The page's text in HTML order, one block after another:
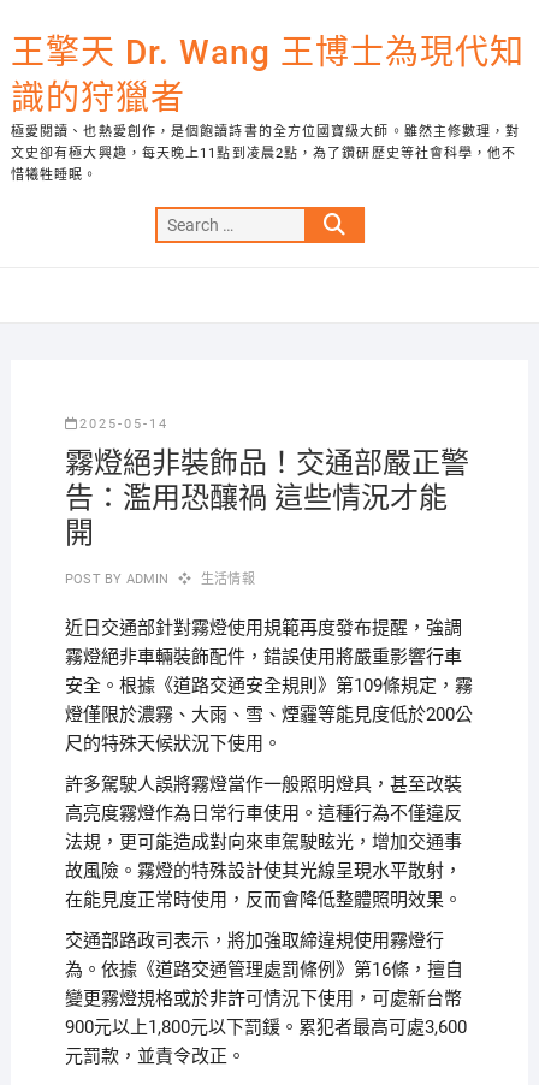
to
content
王擎天 Dr. Wang 王博士為現代知
識的狩獵者
極愛閱讀、也熱愛創作，是個飽讀詩書的全方位國寶級大師。雖然主修數理，對
文史卻有極大興趣，每天晚上11點到凌晨2點，為了鑽研歷史等社會科學，他不
惜犧牲睡眠。
Search
…
2025-05-14
霧燈絕非裝飾品！交通部嚴正警
告：濫用恐釀禍 這些情況才能
開
POST BY ADMIN 生活情報
近日交通部針對霧燈使用規範再度發布提醒，強調
霧燈絕非車輛裝飾配件，錯誤使用將嚴重影響行車
安全。根據《道路交通安全規則》第109條規定，霧
燈僅限於濃霧、大雨、雪、煙霾等能見度低於200公
尺的特殊天候狀況下使用。
許多駕駛人誤將霧燈當作一般照明燈具，甚至改裝
高亮度霧燈作為日常行車使用。這種行為不僅違反
法規，更可能造成對向來車駕駛眩光，增加交通事
故風險。霧燈的特殊設計使其光線呈現水平散射，
在能見度正常時使用，反而會降低整體照明效果。
交通部路政司表示，將加強取締違規使用霧燈行
為。依據《道路交通管理處罰條例》第16條，擅自
變更霧燈規格或於非許可情況下使用，可處新台幣
900元以上1,800元以下罰鍰。累犯者最高可處3,600
元罰款，並責令改正。